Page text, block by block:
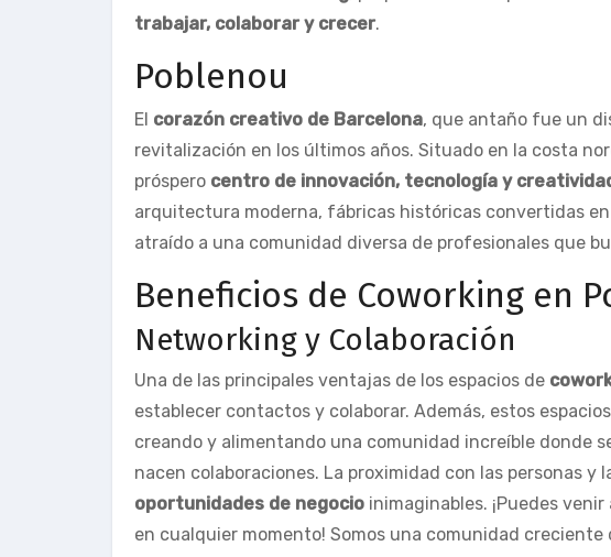
trabajar, colaborar y crecer.
Poblenou
El corazón creativo de Barcelona, que antaño fue un
revitalización en los últimos años. Situado en la costa
próspero centro de innovación, tecnología y
arquitectura moderna, fábricas históricas convertidas
atraído a una comunidad diversa de profesionales que
Beneficios de Coworking en
Networking y Colaboración
Una de las principales ventajas de los espacios de
establecer contactos y colaborar. Además, estos
creando y alimentando una comunidad increíble donde
nacen colaboraciones. La proximidad con las personas y
oportunidades de negocio inimaginables. ¡Puedes
en cualquier momento! Somos una comunidad creciente